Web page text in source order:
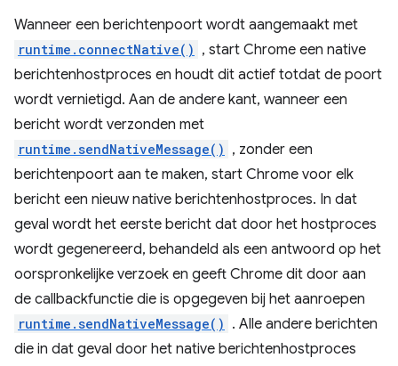
Wanneer een berichtenpoort wordt aangemaakt met
runtime.connectNative() , start Chrome een native
berichtenhostproces en houdt dit actief totdat de poort
wordt vernietigd. Aan de andere kant, wanneer een
bericht wordt verzonden met
runtime.sendNativeMessage() , zonder een
berichtenpoort aan te maken, start Chrome voor elk
bericht een nieuw native berichtenhostproces. In dat
geval wordt het eerste bericht dat door het hostproces
wordt gegenereerd, behandeld als een antwoord op het
oorspronkelijke verzoek en geeft Chrome dit door aan
de callbackfunctie die is opgegeven bij het aanroepen
runtime.sendNativeMessage() . Alle andere berichten
die in dat geval door het native berichtenhostproces